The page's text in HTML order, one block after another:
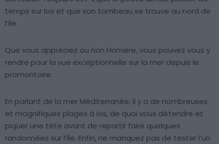
temps sur Ios et que son tombeau se trouve au nord de
l’île.
Que vous appréciez ou non Homère, vous pouvez vous y
rendre pour la vue exceptionnelle sur la mer depuis le
promontoire.
En parlant de la mer Méditerranée, il y a de nombreuses
et magnifiques plages à Ios, de quoi vous détendre et
piquer une tête avant de repartir faire quelques
randonnées sur l’île. Enfin, ne manquez pas de tester l’un